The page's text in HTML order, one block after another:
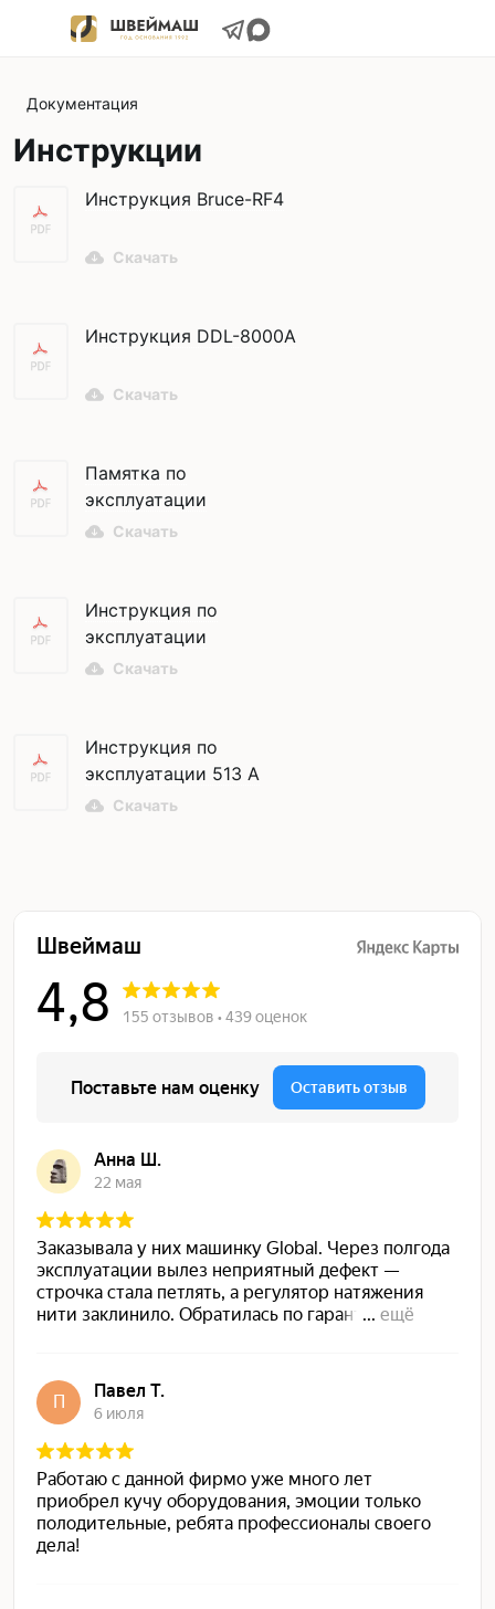
Документация
Инструкции
Инструкция Bruce-RF4
Скачать
Инструкция DDL-8000A
Скачать
Памятка по
эксплуатации
POWERMAX AHU 27-55
Скачать
Инструкция по
эксплуатации
POWERMAX AHU 27-55
Скачать
Инструкция по
эксплуатации 513 A
Скачать